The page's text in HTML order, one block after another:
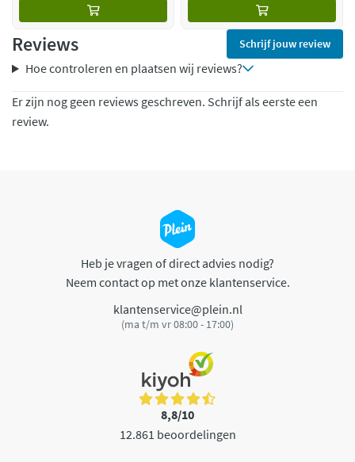
Reviews Schrijf jouw review
Hoe controleren en plaatsen wij reviews?
Er zijn nog geen reviews geschreven. Schrijf als eerste een
review.
Heb je vragen of direct advies nodig?
Neem contact op met onze klantenservice.
klantenservice@plein.nl
(ma t/m vr 08:00 - 17:00)
8,8/10
12.861 beoordelingen